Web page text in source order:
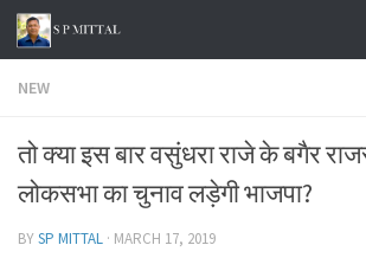
Skip to content
NEW
तो क्या इस बार वसुंधरा राजे के बगैर
लोकसभा का चुनाव लड़ेगी भाजपा?
BYSP MITTAL · MARCH 17, 2019